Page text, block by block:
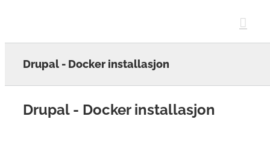
Drupal - Docker installasjon
Drupal - Docker installasjon